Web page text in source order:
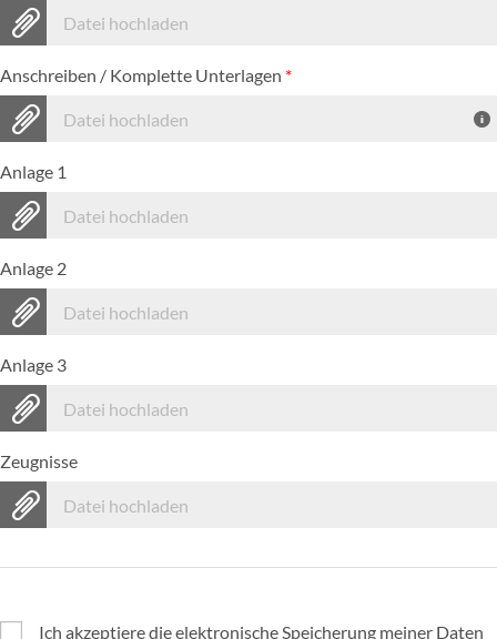
Datei hochladen
Anschreiben / Komplette Unterlagen *
Datei hochladen
Anlage 1
Datei hochladen
Anlage 2
Datei hochladen
Anlage 3
Datei hochladen
Zeugnisse
Datei hochladen
Ich akzeptiere die elektronische Speicherung meiner Daten